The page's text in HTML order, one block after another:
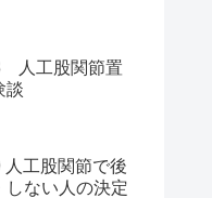
人工股関節置
談
人工股関節で後
しない人の決定